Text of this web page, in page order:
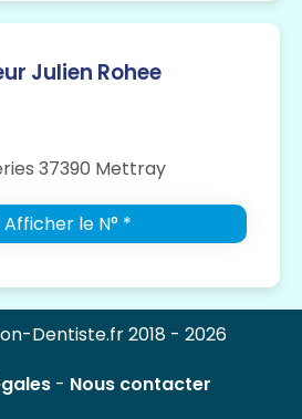
Julien Rohee
37390 Mettray
le N° *
Dentiste.fr 2018 - 2026
- Nous contacter